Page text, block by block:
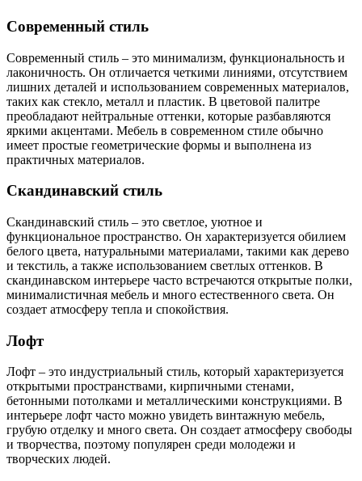
Современный стиль
Современный стиль – это минимализм, функциональность и
лаконичность. Он отличается четкими линиями, отсутствием
лишних деталей и использованием современных материалов,
таких как стекло, металл и пластик. В цветовой палитре
преобладают нейтральные оттенки, которые разбавляются
яркими акцентами. Мебель в современном стиле обычно
имеет простые геометрические формы и выполнена из
практичных материалов.
Скандинавский стиль
Скандинавский стиль – это светлое, уютное и
функциональное пространство. Он характеризуется обилием
белого цвета, натуральными материалами, такими как дерево
и текстиль, а также использованием светлых оттенков. В
скандинавском интерьере часто встречаются открытые полки,
минималистичная мебель и много естественного света. Он
создает атмосферу тепла и спокойствия.
Лофт
Лофт – это индустриальный стиль, который характеризуется
открытыми пространствами, кирпичными стенами,
бетонными потолками и металлическими конструкциями. В
интерьере лофт часто можно увидеть винтажную мебель,
грубую отделку и много света. Он создает атмосферу свободы
и творчества, поэтому популярен среди молодежи и
творческих людей.